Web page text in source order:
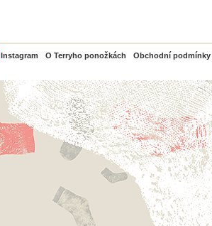
Instagram O Terryho ponožkách Obchodní podmínky
PayPal